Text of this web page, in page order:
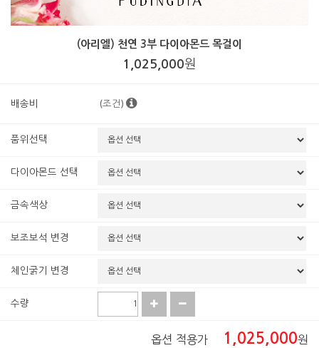
(아리엘) 천연 3부 다이아몬드 목걸이
1,025,000원
배송비 (조건)
품위선택
다이아몬드 선택
금속색상
보조보석 변경
체인굵기 변경
수량
옵션 적용가 1,025,000원